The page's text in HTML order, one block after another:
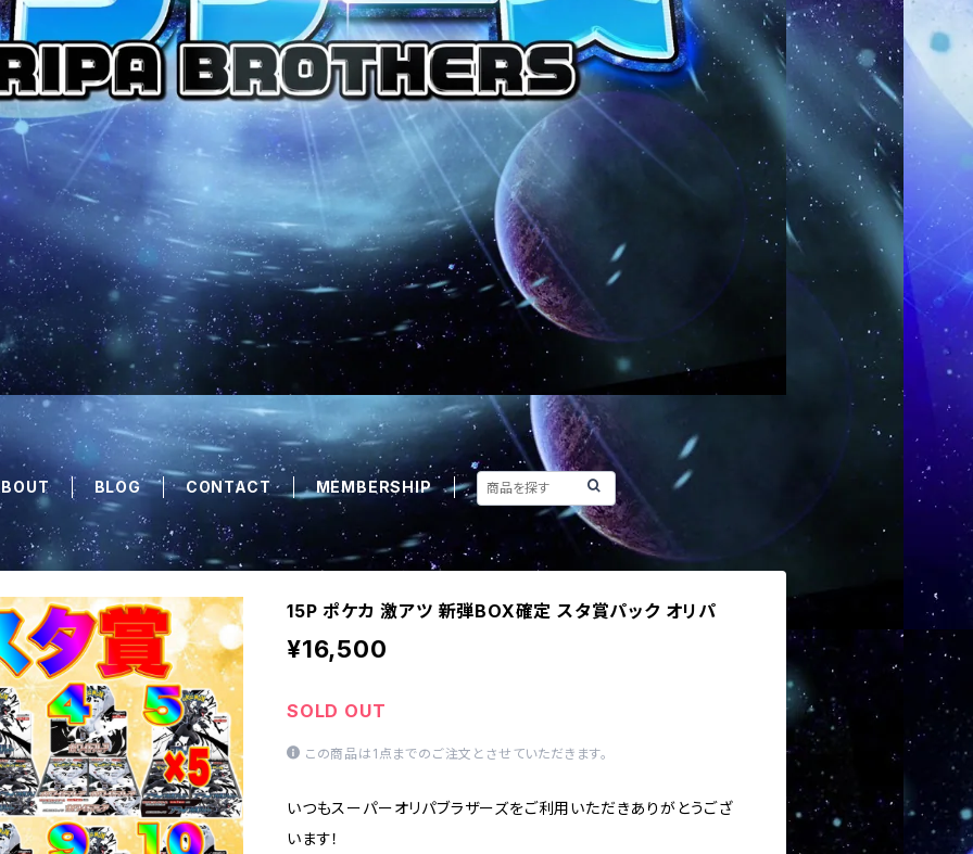
BLOG CONTACT MEMBERSHIP
15P ポケカ 激アツ 新弾BOX確定 スタ賞パック オリパ
¥16,500
SOLD OUT
この商品は1点までのご注文とさせていただきます。
いつもスーパーオリパブラザーズをご利用いただきありがとうござ
います！